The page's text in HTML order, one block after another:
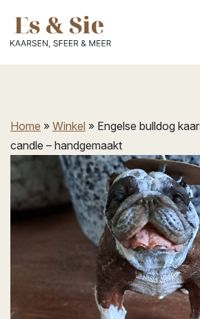
Home » Winkel » Engelse bulldog
candle – handgemaakt